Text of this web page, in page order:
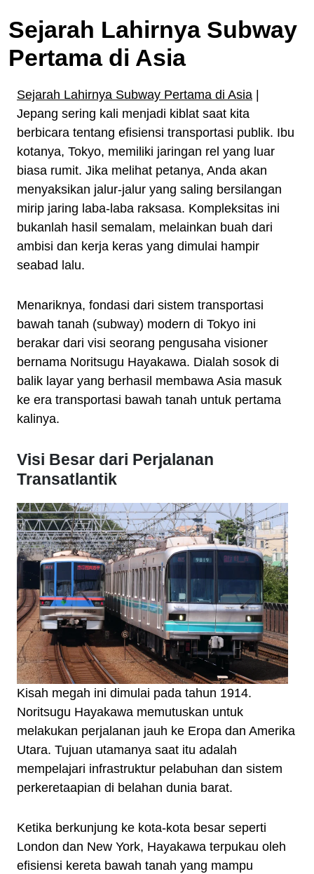
Sejarah Lahirnya Subway
Pertama di Asia
Sejarah Lahirnya Subway Pertama di Asia
Jepang sering kali menjadi kiblat saat kita
berbicara tentang efisiensi transportasi publik. Ibu
kotanya, Tokyo, memiliki jaringan rel yang luar
biasa rumit. Jika melihat petanya, Anda akan
menyaksikan jalur-jalur yang saling bersilangan
mirip jaring laba-laba raksasa. Kompleksitas ini
bukanlah hasil semalam, melainkan buah dari
ambisi dan kerja keras yang dimulai hampir
seabad lalu.
Menariknya, fondasi dari sistem transportasi
bawah tanah (subway) modern di Tokyo ini
berakar dari visi seorang pengusaha visioner
bernama Noritsugu Hayakawa. Dialah sosok di
balik layar yang berhasil membawa Asia masuk
ke era transportasi bawah tanah untuk pertama
kalinya.
Visi Besar dari Perjalanan
Transatlantik
Kisah megah ini dimulai pada tahun 1914.
Noritsugu Hayakawa memutuskan untuk
melakukan perjalanan jauh ke Eropa dan Amerika
Utara. Tujuan utamanya saat itu adalah
mempelajari infrastruktur pelabuhan dan sistem
perkeretaapian di belahan dunia barat.
Ketika berkunjung ke kota-kota besar seperti
London dan New York, Hayakawa terpukau oleh
efisiensi kereta bawah tanah yang mampu